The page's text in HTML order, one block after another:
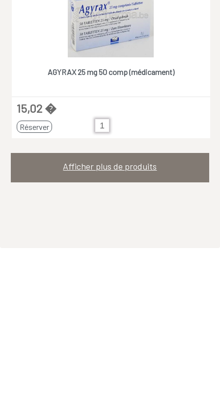
AGYRAX 25 mg 50 comp (médicament)
15,02 �
Réserver
Afficher plus de produits